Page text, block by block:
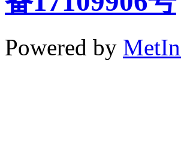
Powered by